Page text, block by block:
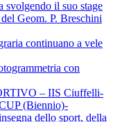
svolgendo il suo stage
Geom. P. Breschini
continuano a vele
con
– IIS Ciuffelli-
(Biennio)-
dello sport, della